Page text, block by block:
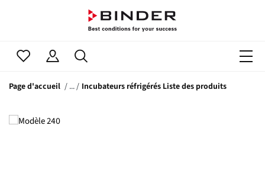
Page d'accueil Incubateurs réfrigérés Liste des produits